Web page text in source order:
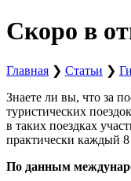
Скоро в
Главная ❯ Статьи ❯
Знаете ли вы, что за
туристических
в таких поездках
практически каждый
По данным